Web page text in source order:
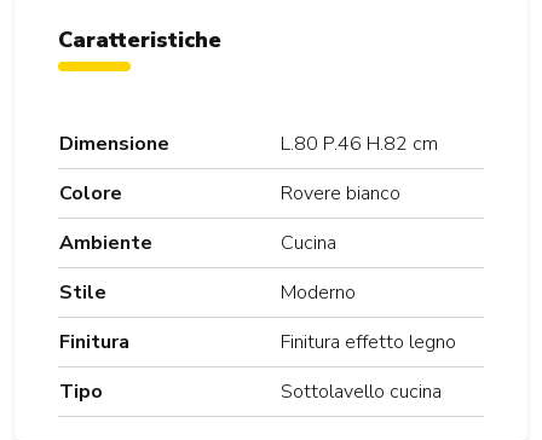
Caratteristiche
Dimensione
L.80 P.46 H.82 cm
Colore
Rovere bianco
Ambiente
Cucina
Stile
Moderno
Finitura
Finitura effetto legno
Tipo
Sottolavello cucina